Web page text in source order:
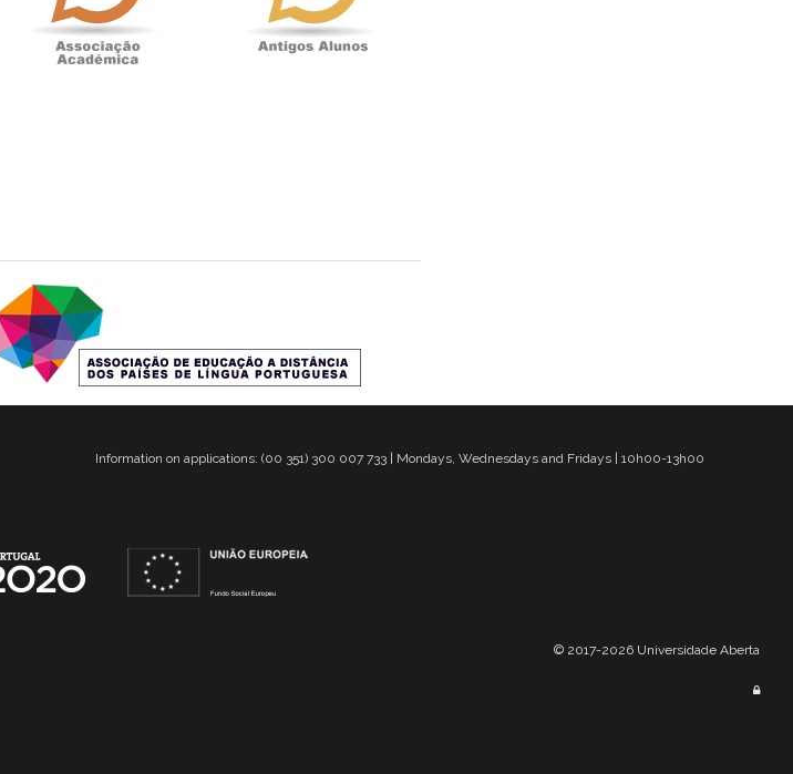
Information on applications: (00 351) 300 007 733 | Mondays, Wednesdays and Fridays | 10h00-13h00
© 2017-2026 Universidade Aberta